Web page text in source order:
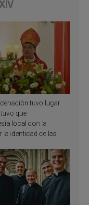
tuvo lugar
que
local con la
identidad de las